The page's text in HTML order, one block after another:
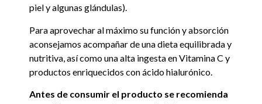
piel y algunas glándulas).
Para aprovechar al máximo su función y absorción
aconsejamos acompañar de una dieta equilibrada y
nutritiva, así como una alta ingesta en Vitamina C y
productos enriquecidos con ácido hialurónico.
Antes de consumir el producto se recomienda